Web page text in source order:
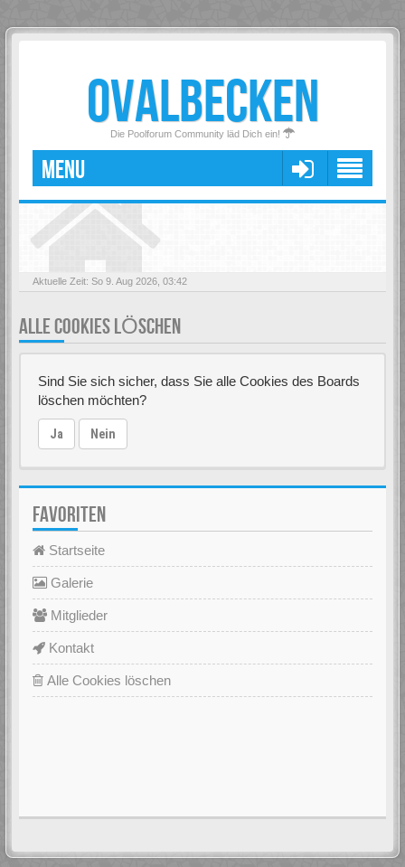
OVALBECKEN
Die Poolforum Community läd Dich ein!
MENU
Aktuelle Zeit: So 9. Aug 2026, 03:42
ALLE COOKIES LÖSCHEN
Sind Sie sich sicher, dass Sie alle Cookies des Boards
löschen möchten?
Ja Nein
FAVORITEN
Startseite
Galerie
Mitglieder
Kontakt
Alle Cookies löschen